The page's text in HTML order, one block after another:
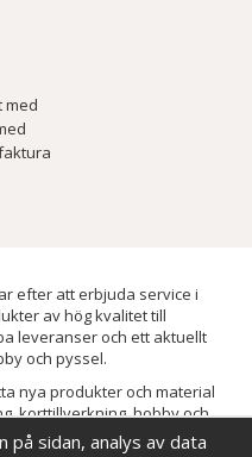
med
efter att erbjuda service i
av hög kvalitet till
leveranser och ett aktuellt
och pyssel.
nya produkter och material
korttillverkning, hobby och
och löpande förbättra och
på sidan, analys av data